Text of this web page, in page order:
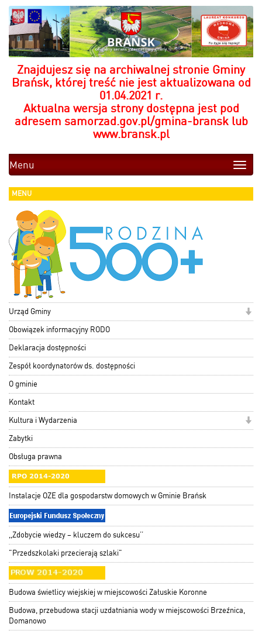
Znajdujesz się na archiwalnej stronie Gminy
Brańsk, której treść nie jest aktualizowana od
01.04.2021 r.
Aktualna wersja strony dostępna jest pod
adresem samorzad.gov.pl/gmina-bransklub
www.bransk.pl
Toggle
Menu
MENU
Urząd Gminy
Obowiązek informacyjny RODO
Deklaracja dostępności
Zespół koordynatorów ds. dostępności
O gminie
Kontakt
Kultura i Wydarzenia
Zabytki
Obsługa prawna
Instalacje OZE dla gospodarstw domowych w Gminie Brańsk
,,Zdobycie wiedzy – kluczem do sukcesu’’
"Przedszkolaki przecierają szlaki"
Budowa świetlicy wiejskiej w miejscowości Załuskie Koronne
Budowa, przebudowa stacji uzdatniania wody w miejscowości Brzeźnica,
Domanowo